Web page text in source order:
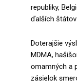
republiky,
ďalších štátov
Doterajšie
MDMA,
omamných a
zásielok